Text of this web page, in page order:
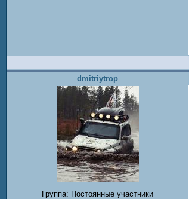
dmitriytrop
Группа: Постоянные участники